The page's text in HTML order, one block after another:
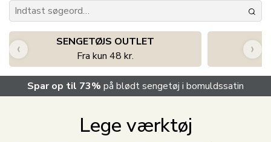
SENGETØJS OUTLET
Fra kun 48 kr.
‹ ›
Spar op til 73% på blødt sengetøj i bomuldssatin
Lege værktøj